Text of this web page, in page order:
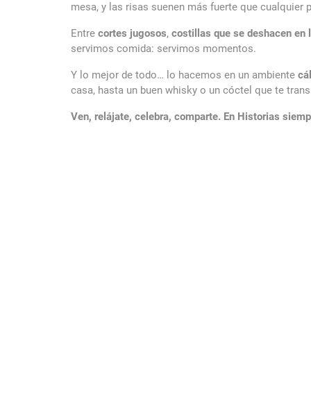
mesa, y las risas suenen más fuerte que
Entre cortes jugosos, costillas que se deshacen en
servimos comida: servimos momentos.
Y lo mejor de todo… lo hacemos en un ambiente
casa, hasta un buen whisky o un cóctel que te
Ven, relájate, celebra, comparte. En Historias